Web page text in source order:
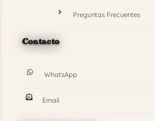
Preguntas Frecuentes
Contacto
WhatsApp
Email